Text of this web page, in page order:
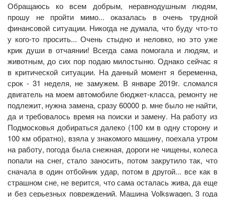
Обращаюсь ко всем добрым, неравнодушным людям,
прошу не пройти мимо... оказалась в очень трудной
финансовой ситуации. Никогда не думала, что буду что-то
у кого-то просить... Очень стыдно и неловко, но это уже
крик души в отчаянии! Всегда сама помогала и людям, и
животным, до сих пор подаю милостыню. Однако сейчас я
в критической ситуации. На данный момент я беременна,
срок - 31 неделя, не замужем. В январе 2019г. сломался
двигатель на моем автомобиле бюджет-класса, ремонту не
подлежит, нужна замена, сразу 60000 р. мне было не найти,
да и требовалось время на поиски и замену. На работу из
Подмосковья добираться далеко (100 км в одну сторону и
100 км обратно), взяла у знакомого машину, поехала утром
на работу, погода была снежная, дороги не чищены, колеса
попали на снег, стало заносить, потом закрутило так, что
сначала в один отбойник удар, потом в другой... все как в
страшном сне, не верится, что сама осталась жива, да еще
и без серьезных повреждений. Машина Volkswagen, 3 года